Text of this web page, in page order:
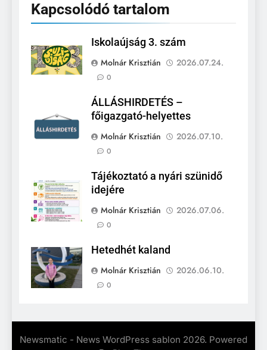
Kapcsolódó tartalom
Iskolaújság 3. szám
Molnár Krisztián
2026.07.24.
0
ÁLLÁSHIRDETÉS –
főigazgató-helyettes
Molnár Krisztián
2026.07.10.
0
Tájékoztató a nyári szünidő
idejére
Molnár Krisztián
2026.07.06.
0
Hetedhét kaland
Molnár Krisztián
2026.06.10.
0
Newsmatic - News WordPress sablon 2026. Powered